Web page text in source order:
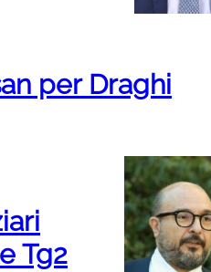
per Draghi
Tg2